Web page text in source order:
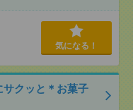
気になる！
サクッと＊お菓子